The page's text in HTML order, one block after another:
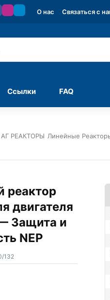
О нас Связаться с
Ссылки FAQ
АГ РЕАКТОРЫ Линейные
реактор
двигателя
Защита и
NEP
132